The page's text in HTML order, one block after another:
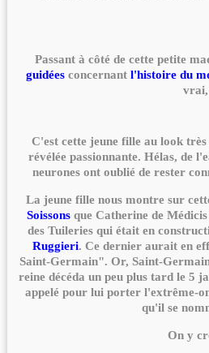
Passant à côté de cette petite
guidées concernantl'histoire du
vrai,
C'est cette jeune fille au look
révélée passionnante. Hélas, de
neurones ont oublié de rester
La jeune fille nous montre sur
Soissons que Catherine de
des Tuileries qui était en
Ruggieri. Ce dernier aurait en
Saint-Germain". Or, Saint-
reine décéda un peu plus tard le 5
appelé pour lui porter l'extrême-
qu'il se
On y